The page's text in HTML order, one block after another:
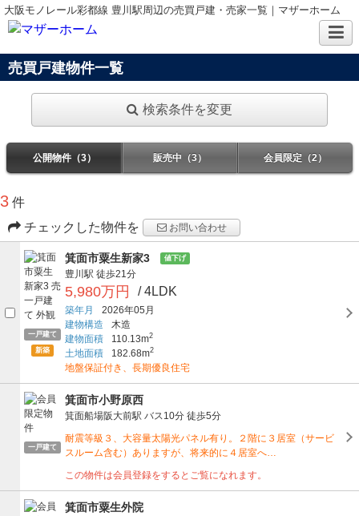
大阪モノレール彩都線 豊川駅周辺の売買戸建・売家一覧｜マザーホーム
売買戸建物件一覧
検索条件を変更
公開物件（3） 販売中（3） 会員限定（2）
3 件
チェックした物件を
お問い合わせ
一戸建て
新築
箕面市粟生新家3 値下げ
豊川駅 徒歩21分
5,980万円 / 4LDK
築年月
2026年05月
建物構造
木造
建物面積
110.13m2
土地面積 182.68m2
地盤保証付き、長期優良住宅
一戸建て
箕面市小野原西
箕面船場阪大前駅 バス10分 徒歩5分
耐震等級３、大容量太陽光パネル有り。２階に３居室（サービ
スルーム含む）ありますが、将来的に４居室へ…
この物件は会員登録をするとご覧になれます。
箕面市粟生外院